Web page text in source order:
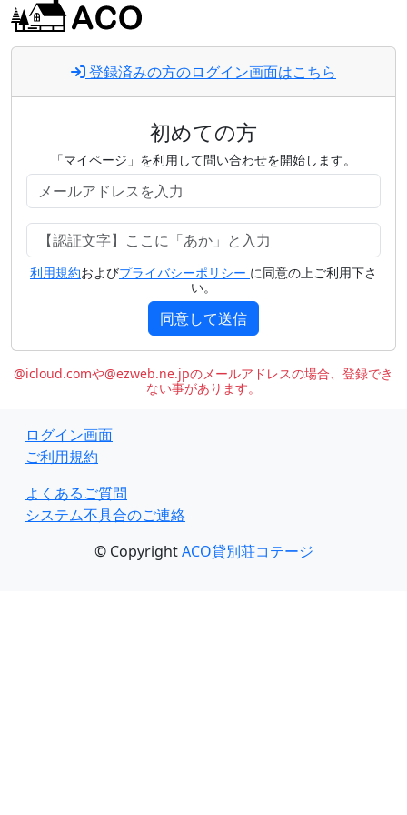
登録済みの方のログイン画面はこちら
初めての方
「マイページ」を利用して問い合わせを開始します。
利用規約およびプライバシーポリシー に同意の上ご利用下さ
い。
同意して送信
@icloud.comや@ezweb.ne.jpのメールアドレスの場合、登録でき
ない事があります。
ログイン画面
ご利用規約
よくあるご質問
システム不具合のご連絡
© CopyrightACO貸別荘コテージ